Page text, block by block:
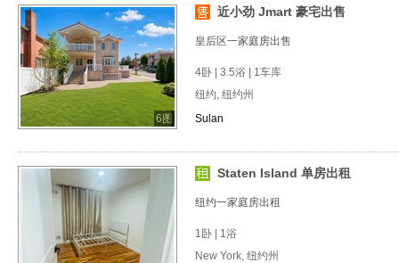
6图
近小劲 Jmart 豪宅出售
皇后区一家庭房出售
4卧 | 3.5浴 | 1车库
纽约, 纽约州
Sulan
Staten Island 单房出租
纽约一家庭房出租
1卧 | 1浴
New York, 纽约州